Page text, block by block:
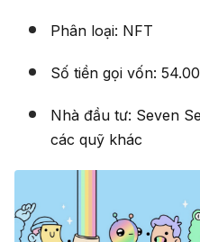
Phân loại: NFT
Số tiền gọi vốn:
Nhà đầu tư: Seven
các quỹ khác